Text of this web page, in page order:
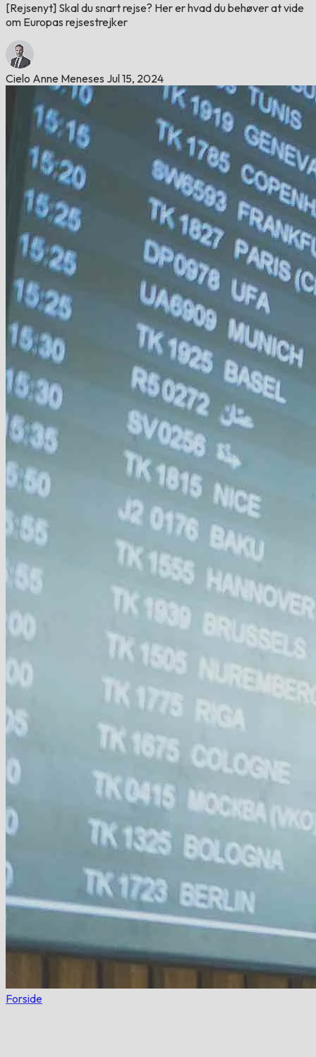
[Rejsenyt] Skal du snart rejse? Her er hvad du behøver at vide
om Europas rejsestrejker
Cielo Anne Meneses Jul 15, 2024
Forside